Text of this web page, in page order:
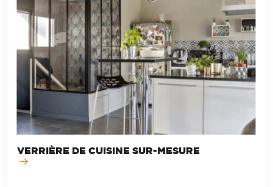
VERRIÈRE DE CUISINE SUR-MESURE